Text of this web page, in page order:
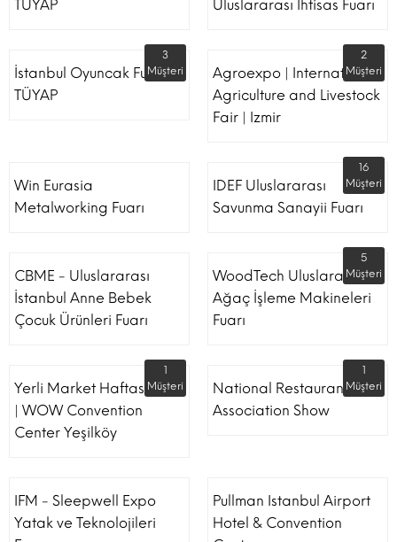
TÜYAP
Uluslararası İhtisas Fuarı
İstanbul Oyuncak Fuarı -
TÜYAP
3
Müşteri
Agroexpo | International
Agriculture and Livestock
Fair | Izmir
2
Müşteri
Win Eurasia
Metalworking Fuarı
IDEF Uluslararası
Savunma Sanayii Fuarı
16
Müşteri
CBME - Uluslararası
İstanbul Anne Bebek
Çocuk Ürünleri Fuarı
WoodTech Uluslararası
Ağaç İşleme Makineleri
Fuarı
5
Müşteri
Yerli Market Haftası Fuarı
| WOW Convention
Center Yeşilköy
1
Müşteri
National Restaurant
Association Show
1
Müşteri
IFM - Sleepwell Expo
Yatak ve Teknolojileri
Pullman Istanbul Airport
Hotel & Convention